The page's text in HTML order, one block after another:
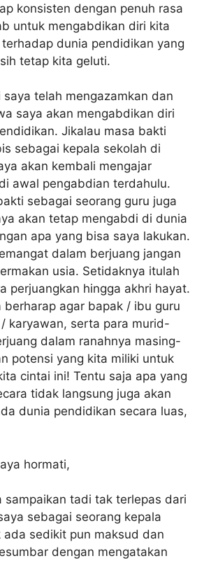
konsisten dengan penuh rasa
untuk mengabdikan diri kita
dunia pendidikan yang
tetap kita geluti.
saya telah mengazamkan dan
saya akan mengabdikan diri
Jikalau masa bakti
sebagai kepala sekolah di
akan kembali mengajar
awal pengabdian terdahulu.
sebagai seorang guru juga
akan tetap mengabdi di dunia
apa yang bisa saya lakukan.
dalam berjuang jangan
usia. Setidaknya itulah
perjuangkan hingga akhri hayat.
berharap agar bapak / ibu guru
karyawan, serta para murid-
dalam ranahnya masing-
potensi yang kita miliki untuk
cintai ini! Tentu saja apa yang
tidak langsung juga akan
dunia pendidikan secara luas,
hormati,
sampaikan tadi tak terlepas dari
sebagai seorang kepala
ada sedikit pun maksud dan
dengan mengatakan